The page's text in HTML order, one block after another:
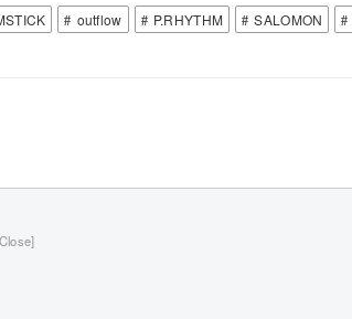
outflow P.RHYTHM SALOMON